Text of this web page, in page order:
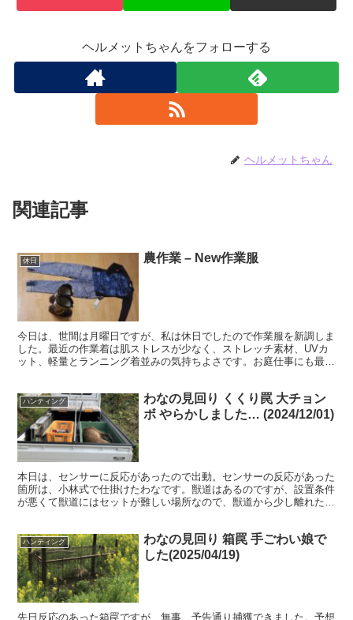
ヘルメットちゃんをフォローする
ヘルメットちゃん
関連記事
休日 農作業 – New作業服
今日は、世間は月曜日ですが、私は休日でしたので作業服を新調しま
した。最近の作業着は肌ストレスが少なく、ストレッチ素材、UVカ
ット、軽量とランニング着並みの気持ちよさです。お庭仕事にも最適
ハンティング
わなの見回り くくり罠 大チョン
ボ やらかしました… (2024/12/01)
本日は、センサーに反応があったので出動。センサーの反応があった
箇所は、小林式で仕掛けたわなです。獣道はあるのですが、設置条件
が悪くて獣道にはセットが難しい場所なので、獣道から少し離れた場
ハンティング
わなの見回り 箱罠 手ごわい娘で
した(2025/04/19)
先日反応のあった箱罠ですが、無事、予告通り捕獲できました。予想